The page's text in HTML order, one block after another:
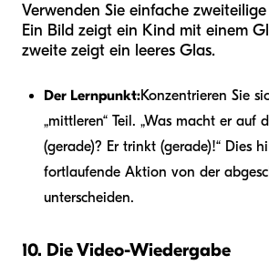
Verwenden Sie einfache
Ein Bild zeigt ein Kind mit einem
zweite zeigt ein leeres Glas.
Der Lernpunkt:Konzentrieren Sie
„mittleren“ Teil. „Was macht er auf
(gerade)? Er trinkt (gerade)!“ Dies
fortlaufende Aktion von der
unterscheiden.
10. Die Video-Wiedergabe